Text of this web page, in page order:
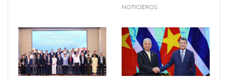
NOTICIEROS